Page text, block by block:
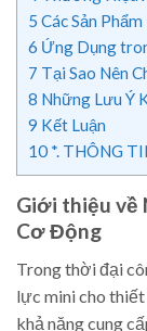
5 Các Sản
6 Ứng Dụng
7 Tại Sao Nên
8 Những Lưu Ý
9 Kết Luận
10 *. THÔNG
Giới thiệu về
Cơ Động
Trong thời đại
lực mini cho
khả năng cung